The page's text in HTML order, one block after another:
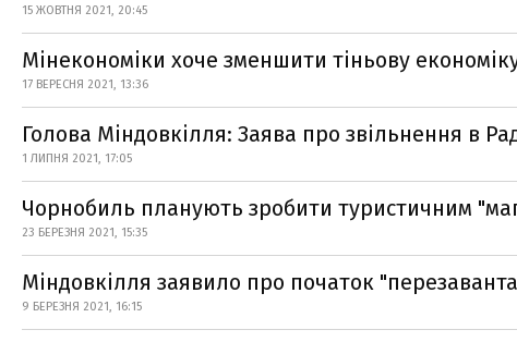
15 ЖОВТНЯ 2021, 20:45
Мінекономіки хоче зменшити тіньову
17 ВЕРЕСНЯ 2021, 13:36
Голова Міндовкілля: Заява про звільнення в
1 ЛИПНЯ 2021, 17:05
Чорнобиль планують зробити туристичним
23 БЕРЕЗНЯ 2021, 15:35
Міндовкілля заявило про початок
9 БЕРЕЗНЯ 2021, 16:15